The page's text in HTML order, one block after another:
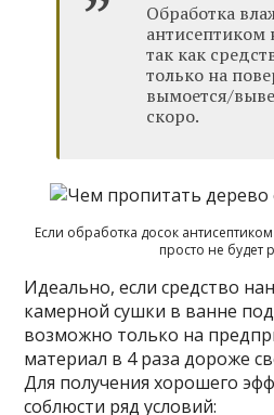
Обработка
антисептиком
так как
только на
вымоется/
скоро.
Если обработка досок
просто не будет
Идеально, если средство
камерной сушки в ванне
возможно только на
материал в 4 раза дороже
Для получения хорошего
соблюсти ряд условий: